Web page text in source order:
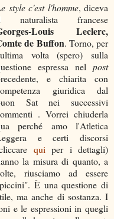
style c'est l'homme, diceva
naturalista francese
Louis Leclerc,
de Buffon. Torno, per
volta (spero) sulla
espressa nel post
e chiarita con
giuridica dal
Sat nei successivi
. Vorrei chiuderla
perché amo l'Atletica
e certi discorsi
qui per i dettagli)
la misura di quanto, a
riusciamo ad essere
È una questione di
ma anche di sostanza. I
e le espressioni in quegli